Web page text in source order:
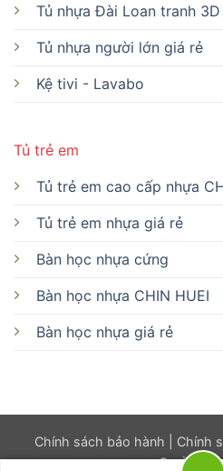
Tủ nhựa Đài Loan tranh 3D
Tủ nhựa người lớn giá rẻ
Kệ tivi - Lavabo
Tủ trẻ em
Tủ trẻ em cao cấp nhựa
Tủ trẻ em nhựa giá rẻ
Bàn học nhựa cứng
Bàn học nhựa CHIN HUEI
Bàn học nhựa giá rẻ
Chính sách bảo hành Chính
Quyền